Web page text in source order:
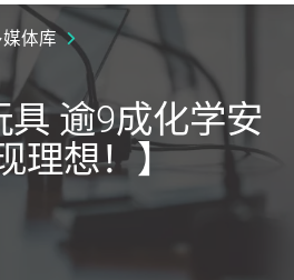
媒体库
具 逾9成化学安
理想！】